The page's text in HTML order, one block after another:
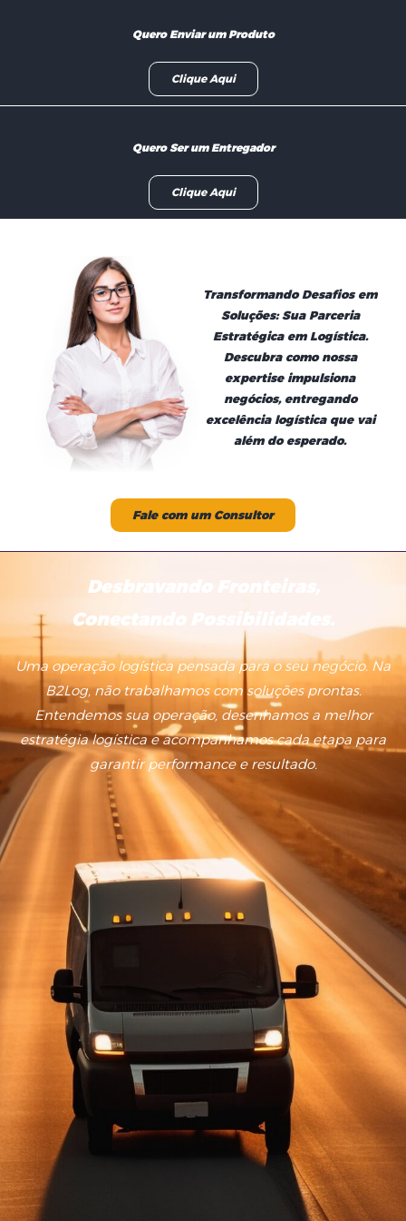
Quero Enviar um Produto
Clique Aqui
Quero Ser um Entregador
Clique Aqui
Transformando Desafios em
Soluções: Sua Parceria
Estratégica em Logística.
Descubra como nossa
expertise impulsiona
negócios, entregando
excelência logística que vai
além do esperado.
Fale com um Consultor
Desbravando Fronteiras,
Conectando Possibilidades.
Uma operação logística pensada para o seu negócio. Na
B2Log, não trabalhamos com soluções prontas.
Entendemos sua operação, desenhamos a melhor
estratégia logística e acompanhamos cada etapa para
garantir performance e resultado.